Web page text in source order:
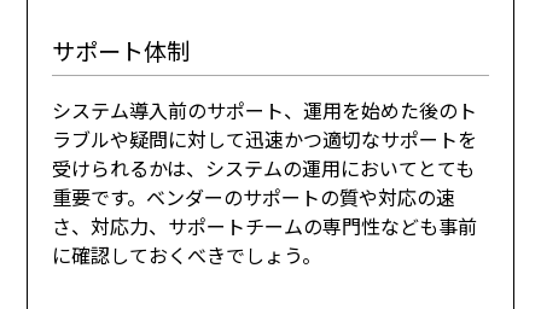
サポート体制
システム導入前のサポート、運用を始めた後のト
ラブルや疑問に対して迅速かつ適切なサポートを
受けられるかは、システムの運用においてとても
重要です。ベンダーのサポートの質や対応の速
さ、対応力、サポートチームの専門性なども事前
に確認しておくべきでしょう。